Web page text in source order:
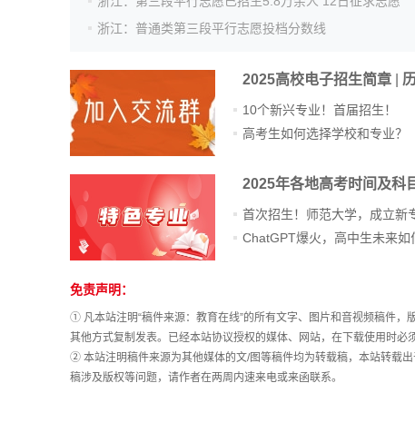
浙江：普通类第三段平行志愿投档分数线
2025高校电子招生简章
10个新兴专业！首届招生！
高考生如何选择学校和专业？
2025年各地高考时间及科
首次招生！师范大学，成立新
站
长
统
计
免责声明：
① 凡本站注明“稿件来源：教育在线”的所有文字、图片和音视频稿件
其他方式复制发表。已经本站协议授权的媒体、网站，在下载使用时必
② 本站注明稿件来源为其他媒体的文/图等稿件均为转载稿，本站转载
稿涉及版权等问题，请作者在两周内速来电或来函联系。